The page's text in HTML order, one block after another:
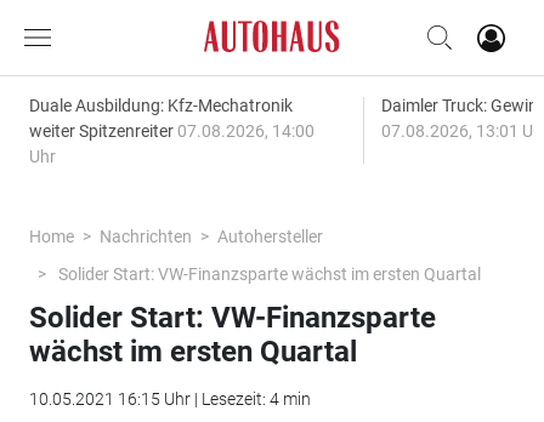
Duale Ausbildung: Kfz-Mechatronik
weiter Spitzenreiter 07.08.2026, 14:00
Uhr
Daimler Truck:
07.08.2026, 13:01
Home Nachrichten
Autohersteller
Solider Start: VW-Finanzsparte wächst im ersten Quartal
Solider Start: VW-Finanzsparte
wächst im ersten Quartal
10.05.2021 16:15 Uhr | Lesezeit: 4 min